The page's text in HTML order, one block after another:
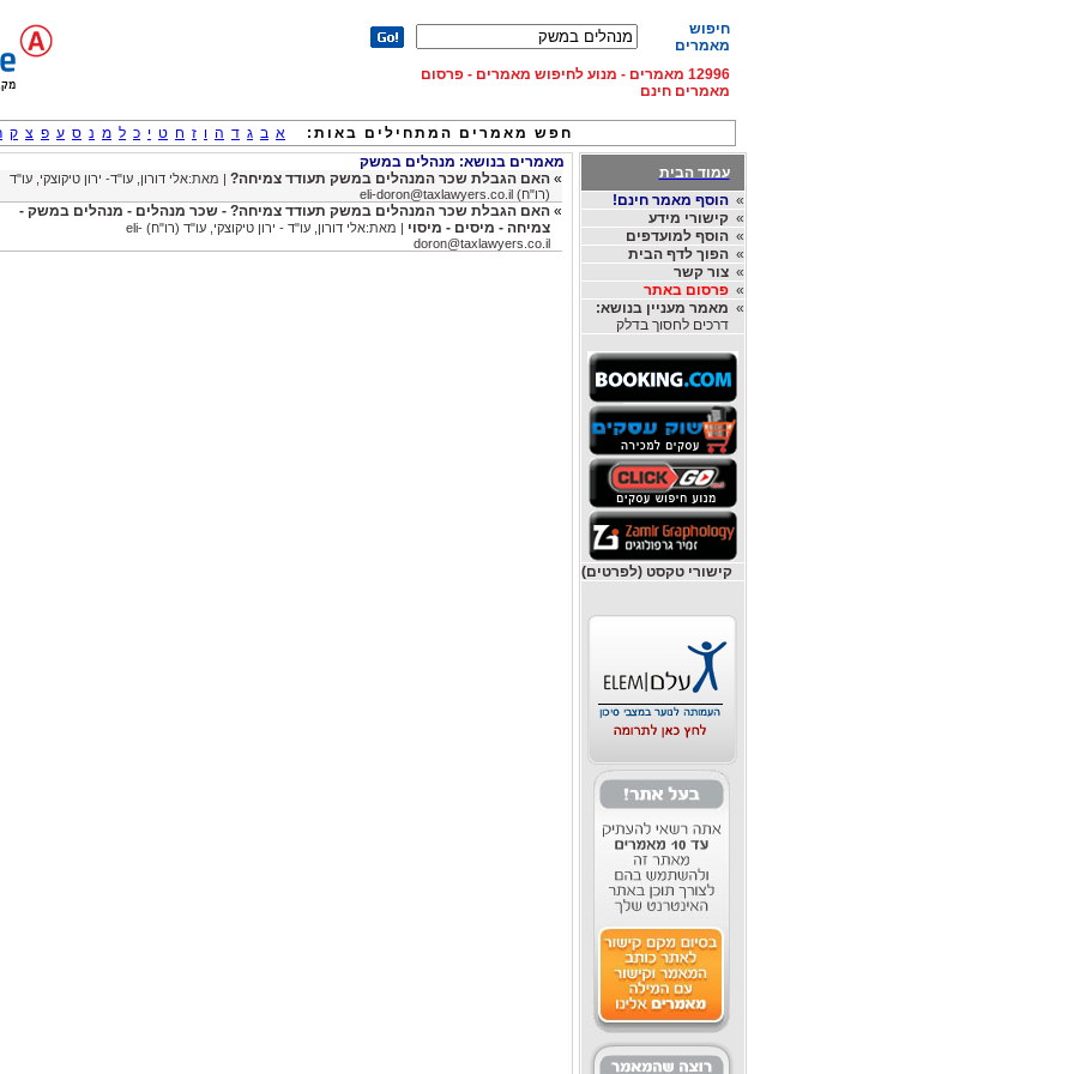
חיפוש
מאמרים
12996 מאמרים - מנוע לחיפוש מאמרים - פרסום
מאמרים חינם
חפש מאמרים המתחילים באות: א ב ג ד ה ו ז ח ט י כ ל מ נ ס ע פ צ ק
עמוד הבית
»הוסף מאמר חינם!
»קישורי מידע
»הוסף למועדפים
»הפוך לדף הבית
»צור קשר
»פרסום באתר
» מאמר מעניין בנושא:
דרכים לחסוך בדלק
קישורי טקסט (לפרטים)
מאמרים בנושא: מנהלים במשק
» האם הגבלת שכר המנהלים במשק תעודד צמיחה? | מאת:אלי דורון, עו"ד- ירון טיקוצקי, עו"ד
(רו"ח) eli-doron@taxlawyers.co.il
» האם הגבלת שכר המנהלים במשק תעודד צמיחה? - שכר מנהלים - מנהלים במשק -
צמיחה - מיסים - מיסוי | מאת:אלי דורון, עו"ד - ירון טיקוצקי, עו"ד (רו"ח) eli-
doron@taxlawyers.co.il